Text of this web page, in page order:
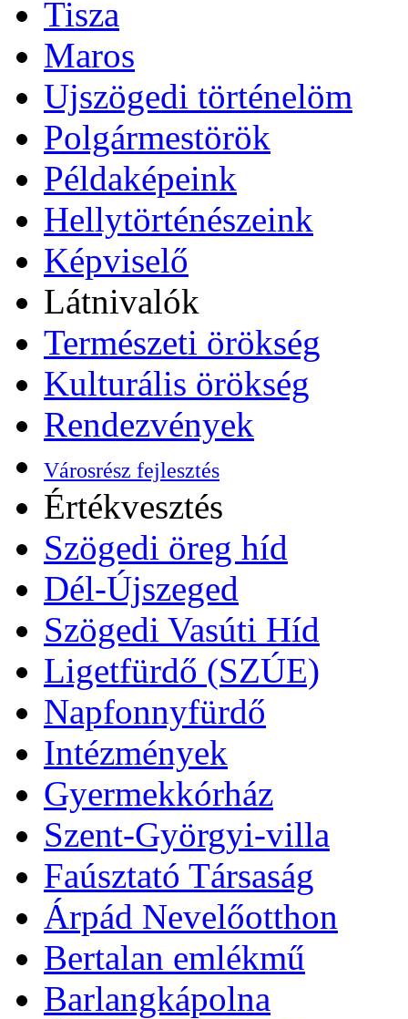
Tisza
Maros
Ujszögedi történelöm
Polgármestörök
Példaképeink
Hellytörténészeink
Képviselő
Látnivalók
Természeti örökség
Kulturális örökség
Rendezvények
Városrész fejlesztés
Értékvesztés
Szögedi öreg híd
Dél-Újszeged
Szögedi Vasúti Híd
Ligetfürdő (SZÚE)
Napfonnyfürdő
Intézmények
Gyermekkórház
Szent-Györgyi-villa
Faúsztató Társaság
Árpád Nevelőotthon
Bertalan emlékmű
Barlangkápolna